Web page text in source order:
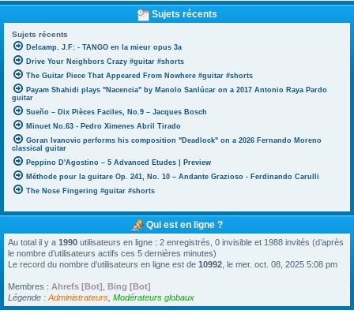
Sujets récents
Sujets récents
Delcamp. J.F: - TANGO en la mieur opus 3a
Drive Your Neighbors Crazy #guitar #shorts
The Guitar Piece That Appeared From Nowhere #guitar #shorts
Payam Shahidi plays "Nacencia" by Manolo Sanlúcar on a 2017 Antonio Raya Pardo
guitar
Sueño – Dix Pièces Faciles, No.9 – Jacques Bosch
Minuet No.63 - Pedro Ximenes Abril Tirado
Goran Ivanovic performs his composition "Deadlock" on a 2026 Fernando Moreno
classical guitar
Peppino D'Agostino – 5 Advanced Etudes | Preview
Méthode pour la guitare Op. 241, No. 10 – Andante Grazioso - Ferdinando Carulli
The Nose Fingering #guitar #shorts
Qui est en ligne ?
Au total il y a 1990 utilisateurs en ligne : 2 enregistrés, 0 invisible et 1988 invités (d’après
le nombre d’utilisateurs actifs ces 5 dernières minutes)
Le record du nombre d’utilisateurs en ligne est de 10992 , le mer. oct. 08, 2025 5:08 pm
Membres : Ahrefs [Bot] Bing [Bot]
Légende : Administrateurs Modérateurs globaux